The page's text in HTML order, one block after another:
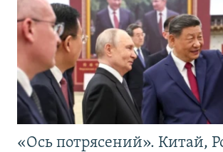
«Ось потрясений». Китай,